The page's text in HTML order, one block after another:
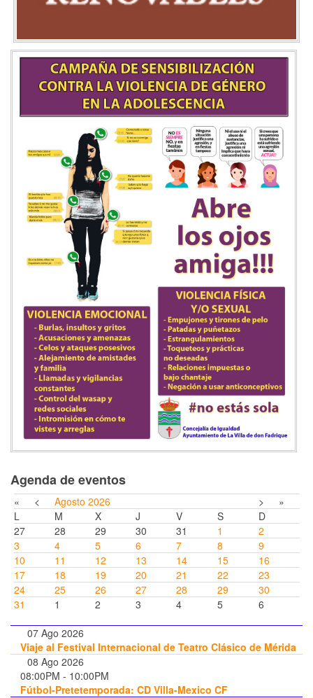
Agenda de eventos
« < Agosto 2026 >
»
L
M X J V S
D
27
28 29 30 31 1
2
3
4 5 6 7 8
9
10
11 12 13 14 15
16
17
18 19 20 21 22
23
24
25 26 27 28 29
30
31
1 2 3 4 5 6
07 Ago 2026
Viaje al Festival Internacional de Teatro Clásico de Mérida
08 Ago 2026
08:00PM - 10:00PM
Fútbol-Pretetemporada: CD Villa-Mexico CF